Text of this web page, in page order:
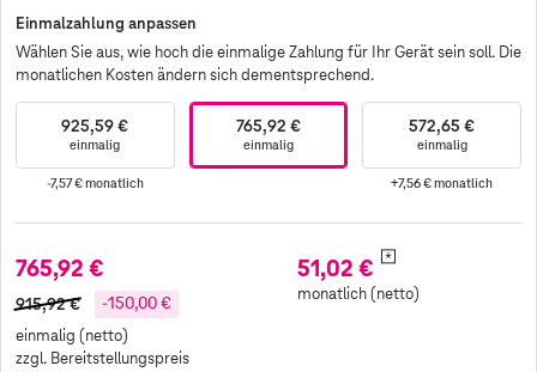
Einmalzahlung anpassen
Wählen Sie aus, wie hoch die einmalige Zahlung für Ihr Gerät sein soll. Die
monatlichen Kosten ändern sich dementsprechend.
925,59 €
einmalig
-7,57 €monatlich
765,92 €
einmalig
572,65 €
einmalig
+7,56 €monatlich
765,92 €
915,92 €
-150,00 €
einmalig (netto)
zzgl. Bereitstellungspreis
51,02 € *
monatlich (netto)